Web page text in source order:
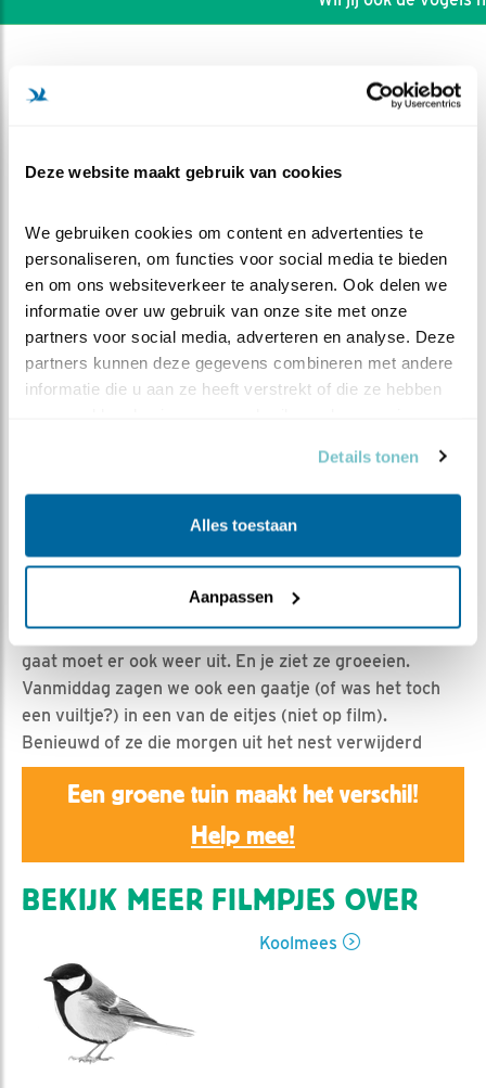
Deze website maakt gebruik van cookies
We gebruiken cookies om content en advertenties te
personaliseren, om functies voor social media te bieden
en om ons websiteverkeer te analyseren. Ook delen we
informatie over uw gebruik van onze site met onze
partners voor social media, adverteren en analyse. Deze
partners kunnen deze gegevens combineren met andere
informatie die u aan ze heeft verstrekt of die ze hebben
Details tonen
Alles toestaan
Aanpassen
DEEL DIT FILMPJE
Drie en vier dagen oud
|
1015x
Vandaag zijn de kuikens 3 en 4 dagen oud. Maar het
weer het ongans gevlogen om de jongen lekker vet te
mesten. Larfjes, rupsen een spinnetje... En ja, wat erin
gaat moet er ook weer uit. En je ziet ze groeeien.
Vanmiddag zagen we ook een gaatje (of was het toch
een vuiltje?) in een van de eitjes (niet op film).
Benieuwd of ze die morgen uit het nest verwijderd
Een groene tuin maakt het verschil!
Help mee!
BEKIJK MEER FILMPJES OVER
Koolmees